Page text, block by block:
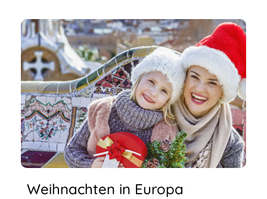
Weihnachten in Europa